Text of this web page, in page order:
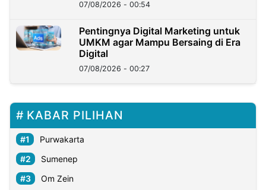
07/08/2026 - 00:54
Pentingnya Digital Marketing untuk
UMKM agar Mampu Bersaing di Era
Digital
07/08/2026 - 00:27
KABAR PILIHAN
Purwakarta
Sumenep
Om Zein